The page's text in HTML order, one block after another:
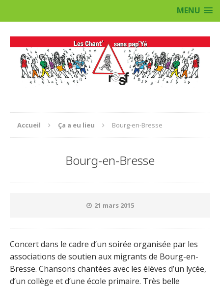
MENU
Accueil Ça a eu lieu Bourg-en-Bresse
Bourg-en-Bresse
21 mars 2015
Concert dans le cadre d’un soirée organisée par les
associations de soutien aux migrants de Bourg-en-
Bresse. Chansons chantées avec les élèves d’un lycée,
d’un collège et d’une école primaire. Très belle